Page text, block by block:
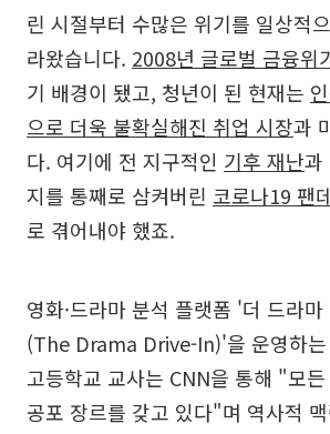
린 시절부터 수많은 위기를 일상적
라왔습니다. 2008년 글로벌 금융위
기 배경이 됐고, 청년이 된 현재는
으로 더욱 불확실해진 취업 시장과
다. 여기에 전 지구적인 기후 재난과
지를 통째로 삼켜버린 코로나19 팬
로 겪어내야 했죠.
영화·드라마 분석 플랫폼 '더 드라마
(The Drama Drive-In)'을 운영하는
고등학교 교사는 CNN을 통해 "모
공포 장르를 갖고 있다"며 역사적